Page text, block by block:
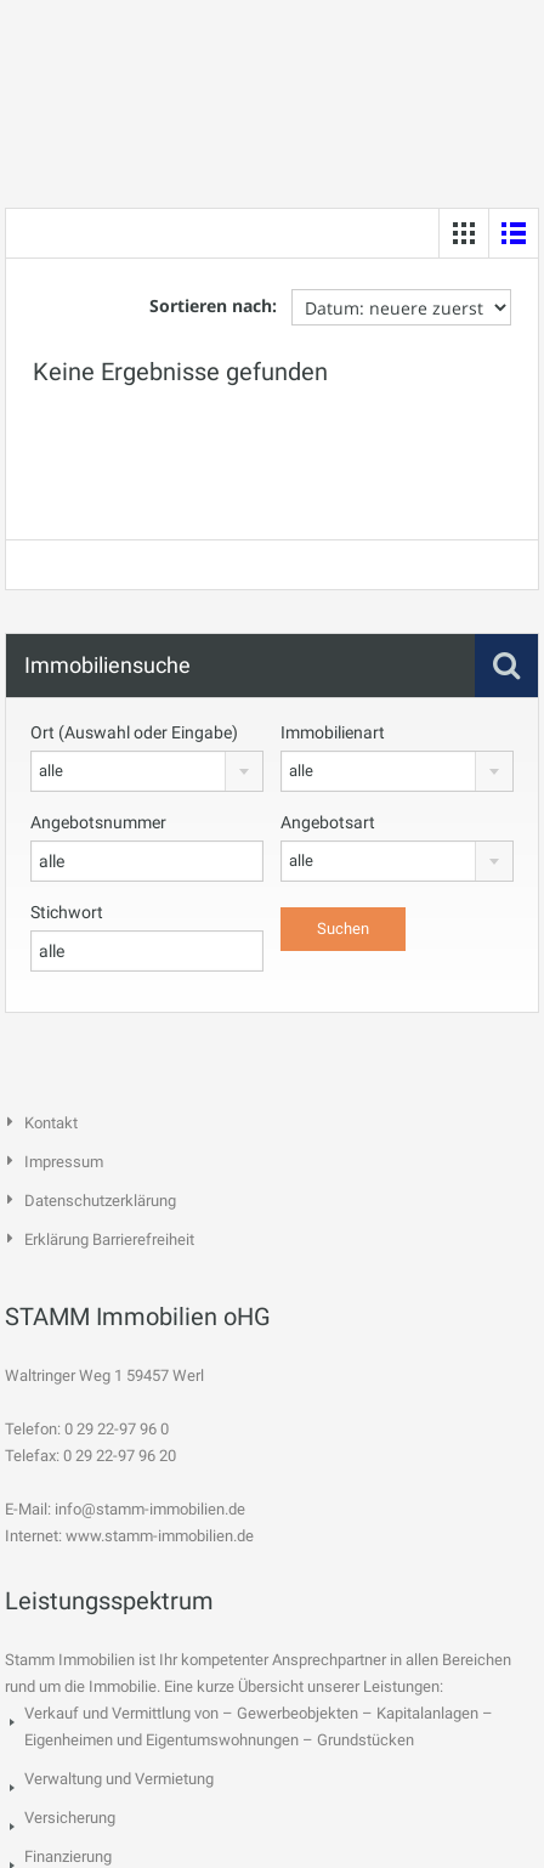
Sortieren nach:
Keine Ergebnisse gefunden
Immobiliensuche
Ort (Auswahl oder Eingabe)
alle
Immobilienart
alle
Angebotsnummer Angebotsart
alle
Stichwort
Kontakt
Impressum
Datenschutzerklärung
Erklärung Barrierefreiheit
STAMM Immobilien oHG
Waltringer Weg 1 59457 Werl
Telefon: 0 29 22-97 96 0
Telefax: 0 29 22-97 96 20
E-Mail: info@stamm-immobilien.de
Internet: www.stamm-immobilien.de
Leistungsspektrum
Stamm Immobilien ist Ihr kompetenter Ansprechpartner in allen Bereichen
rund um die Immobilie. Eine kurze Übersicht unserer Leistungen:
Verkauf und Vermittlung von – Gewerbeobjekten – Kapitalanlagen –
Eigenheimen und Eigentumswohnungen – Grundstücken
Verwaltung und Vermietung
Versicherung
Finanzierung